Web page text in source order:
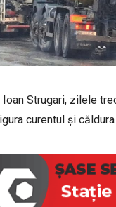
Strugari, zilele
curentul și